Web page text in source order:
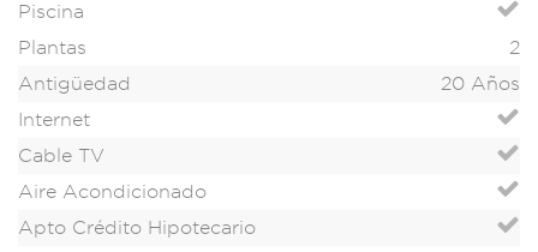
Piscina
Plantas
2
Antigüedad
20 Años
Internet
Cable TV
Aire Acondicionado
Apto Crédito Hipotecario